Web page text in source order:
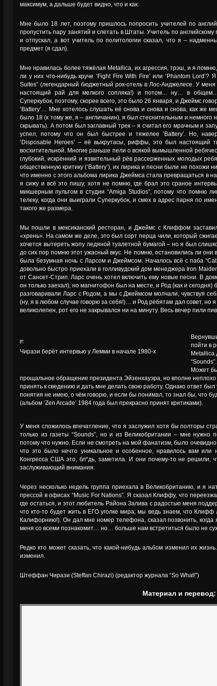
максимум, а дальше будет видно, что и как.
Мне было 18 лет, поэтому пришлось попросить учителей по
пропустить пару занятий и слетать в Штаты. Учитель по
и отпускал, а вот учитель по политологии сказал, что я –
предмет (я сдал).
Мне нравилась более тяжёлая Metallica, их агрессия, трэш, и я
ли у них что-нибудь круче ‘Fight Fire With Fire’ или ‘Phantom Lord’?
Suites” (легендарный бюджетный рок-отель в Лос-Анджелесе. У
настоящий рай для мелкого сопляка!) и потом… ну… в
Суперкубок, поэтому, скорее всего, это было 26 января, и Джеймс
‘Battery’… Мне хотелось слушать её снова и снова и снова, как же
было 18 (к тому же, я – англичанин), я был стеснительным и немного
скрывать). А потом был заглавный трек – я считал его мрачным и
успел, потому что он был быстрее и тяжелее ‘Battery’. Но,
‘Disposable Heroes’ – её выкрутасы, риффы, это был настоящий
восхитительной. Многие раньше пели о всякой вымышленной
глубокий, искренний и язвительный рёв рассерженных молодых
общественную критику (‘Battery’), их лирика и песни были не похожи
что именно с этого альбома лирика Джеймса стала превращаться в
я сижу и всё это пишу, хотя не помню, где брал это сраное
микшерным пультом в студии “Amiga Studios”, потому что помню
телеку, когда они выиграли Суперкубок, и смех в адрес парня по
такого же размера.
Мы пошли в мексиканский ресторан, и Джеймс с Клиффом
«хрень». На самом же деле, это был сорт перца чили, который
хочется вытереть жопу ледяной туалетной бумагой – но я был
до сих пор помню этот ужасный вкус. Не помню, остановились ли
была безумная ночь с Ларсом и Джеймсом. Началось всё с паба
довольно быстро приехали в голливудский дом менеджера Iron
от Сансет-Стрип. Ларс очень хотел включить ему новые песни. В
он только заехал), но магнитофон был на месте, и Род (как и
разговаривали Ларс с Родом, а мы с Джеймсом молчали, чувствуя
(ну, я в любом случае говорю за себя!)… и Род ребятам дал совет, но
великолепен, рот его не закрывался ни на минуту. Весь вечер пили
Чирази берёт интервью у Лемми в начале 1980-х
пойти в
Metallica
Может
прощальное обращение президента Эйзенхауэра, но вполне неплохо
принять к сведению и дать мне делать свою работу. Однако ответ
понятия не имею, о чём говорю, и если бы понимал, то знал бы, что
(альбом ‘Zen Arcade’ 1984 года был прекрасно принят критиками).
У меня сложилось впечатление, что я заслужил хотя бы полторы
только из газеты “Sounds”, но и из Великобритании – мне
потому что нужно. Если не смотреть на мой фанатизм, было
что это было нечто уникальное и особенное, нравилось вам или
Конгресса США это, бл*дь, заметила. И они почему-то не решили,
заслуживающий внимания.
Через несколько недель группа приехала в Великобританию, и я
прессой в офисах “Music For Nations”. Я сказал Клиффу, что
где остаться, и этот любитель Района Залива с радостью меня
что кто-то будет жить в ЕГО уголке мира; мы ведь знаем, что
Калифорнию!). Он дал мне номер телефона, сказал позвонить,
меня со всеми познакомит… но… больше нам встретиться было не
Редко кто может сказать, что какой-нибудь альбом изменил их
изменил.
Штеффан Чирази (Steffan Chirazi) (редактор журнала “So What!”)
Материал и перевод: